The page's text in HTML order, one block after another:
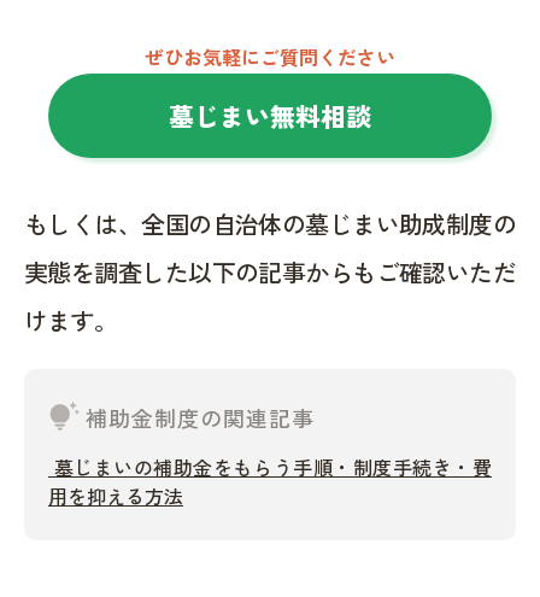
ぜひお気軽にご質問ください
墓じまい無料相談
もしくは、全国の自治体の墓じまい助成制度の
実態を調査した以下の記事からもご確認いただ
けます。
tips_and_updates補助金制度の関連記事
墓じまいの補助金をもらう手順・制度手続き・費
用を抑える方法